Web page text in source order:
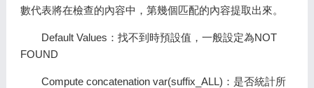
數代表將在檢查的內容中，第幾個匹配的內容提取出來。
Default Values：找不到時預設值，一般設定為NOT
FOUND
Compute concatenation var(suffix_ALL)：是否統計所